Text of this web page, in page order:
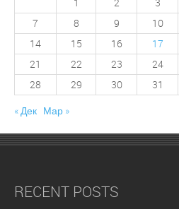
7
8 9 10
14
15 16 17
21
22 23 24
28
29 30
31
« Дек Мар »
RECENT POSTS